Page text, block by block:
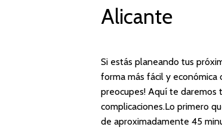
Alicante
Si estás planeando tus
forma más fácil y
preocupes! Aquí te daremos
complicaciones.Lo primero
de aproximadamente 45